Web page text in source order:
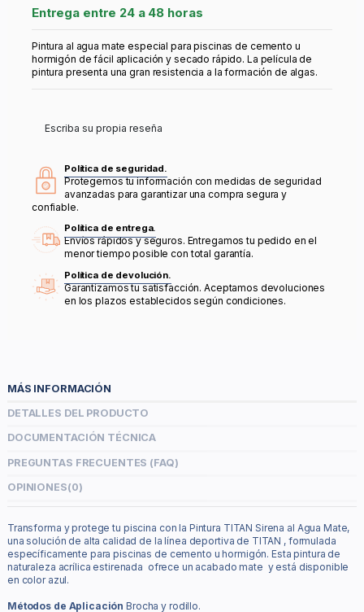
Entrega entre 24 a 48 horas
Pintura al agua mate especial para piscinas de cemento u
hormigón de fácil aplicación y secado rápido. La película de
pintura presenta una gran resistencia a la formación de algas.
Escriba su propia reseña
Política de seguridad.
Protegemos tu información con medidas de seguridad
avanzadas para garantizar una compra segura y
confiable.
Política de entrega.
Envíos rápidos y seguros. Entregamos tu pedido en el
menor tiempo posible con total garantía.
Política de devolución.
Garantizamos tu satisfacción. Aceptamos devoluciones
en los plazos establecidos según condiciones.
MÁS INFORMACIÓN
DETALLES DEL PRODUCTO
DOCUMENTACIÓN TÉCNICA
PREGUNTAS FRECUENTES (FAQ)
OPINIONES(0)
Transforma y protege tu piscina con la Pintura TITAN Sirena al Agua Mate,
una solución de alta calidad de la línea deportiva de TITAN , formulada
específicamente para piscinas de cemento u hormigón. Esta pintura de
naturaleza acrílica estirenada ofrece un acabado mate y está disponible
en color azul.
Métodos de Aplicación Brocha y rodillo.